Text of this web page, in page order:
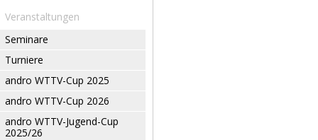
Veranstaltungen
Seminare
Turniere
andro WTTV-Cup 2025
andro WTTV-Cup 2026
andro WTTV-Jugend-Cup
2025/26